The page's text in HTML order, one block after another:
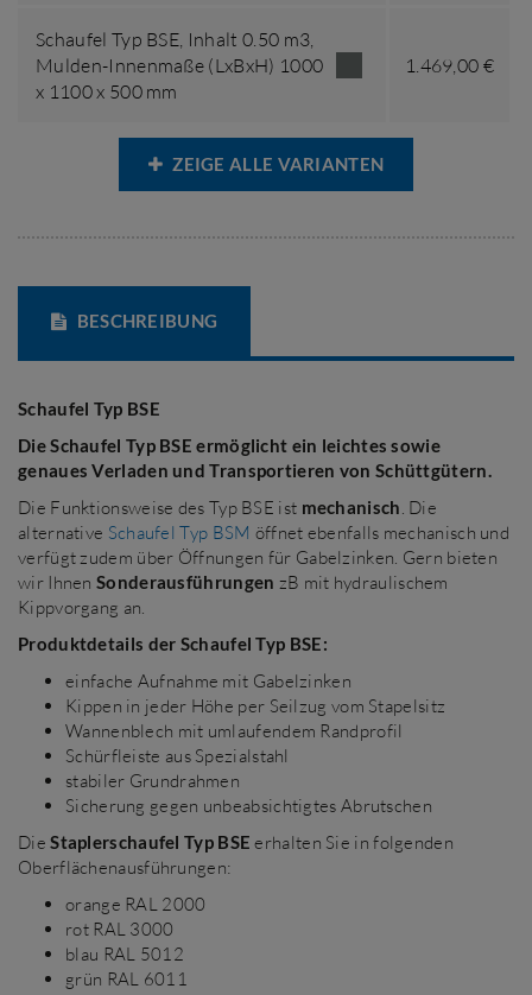
Schaufel Typ BSE, Inhalt 0.50 m3,
Mulden-Innenmaße (LxBxH) 1000
x 1100 x 500 mm
1.469,00 €
ZEIGE ALLE VARIANTEN
BESCHREIBUNG
Schaufel Typ BSE
Die Schaufel Typ BSE ermöglicht ein leichtes sowie
genaues Verladen und Transportieren von Schüttgütern.
Die Funktionsweise des Typ BSE ist mechanisch. Die
alternative Schaufel Typ BSM öffnet ebenfalls mechanisch und
verfügt zudem über Öffnungen für Gabelzinken. Gern bieten
wir Ihnen Sonderausführungen zB mit hydraulischem
Kippvorgang an.
Produktdetails der Schaufel Typ BSE:
einfache Aufnahme mit Gabelzinken
Kippen in jeder Höhe per Seilzug vom Stapelsitz
Wannenblech mit umlaufendem Randprofil
Schürfleiste aus Spezialstahl
stabiler Grundrahmen
Sicherung gegen unbeabsichtigtes Abrutschen
DieStaplerschaufel Typ BSEerhalten Sie in folgenden
Oberflächenausführungen:
orange RAL 2000
rot RAL 3000
blau RAL 5012
grün RAL 6011